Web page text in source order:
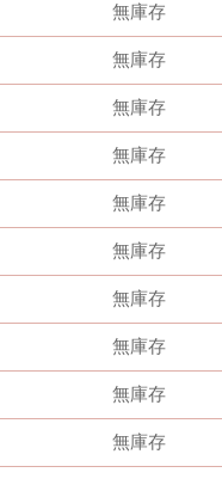
無庫存
無庫存
無庫存
無庫存
無庫存
無庫存
無庫存
無庫存
無庫存
無庫存